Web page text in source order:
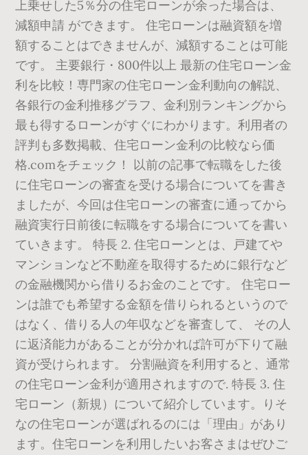
上乗せした5％分の住宅ローンが余った場合は、
減額申請 ができます。 住宅ローンは融資額を増
額することはできませんが、減額することは可能
です。 主要銀行・800件以上 最新の住宅ローン金
利を比較！専門家の住宅ローン金利動向の解説、
各銀行の金利推移グラフ、金利別ランキングから
最も得するローンがすぐにわかります。利用者の
評判も多数掲載、住宅ローン金利の比較なら価
格.comをチェック！ 以前の記事で転職をした後
に住宅ローンの審査を受ける場合についてを書き
ましたが、今回は住宅ローンの審査に通ってから
融資実行日前後に転職をする場合についてを書い
ていきます。 特長 2. 住宅ローンとは、戸建てや
マンションなど不動産を取得するために銀行など
の金融機関から借りるお金のことです。 住宅ロー
ンは誰でも希望する金額を借りられるというので
はなく、借りる人の年収などを審査して、 その人
に返済能力があることが分かれば許可が下りて融
資が受けられます。 分割融資を利用すると、通常
の住宅ローン金利が適用されますので. 特長 3. 住
宅ローン（新規）について紹介しています。りそ
なの住宅ローンが選ばれるのには「理由」があり
ます。住宅ローンを利用したいお客さまはぜひご